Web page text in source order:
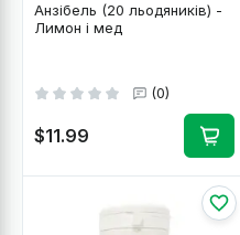
Анзібель (20 льодяників) -
Лимон і мед
(0)
$11.99